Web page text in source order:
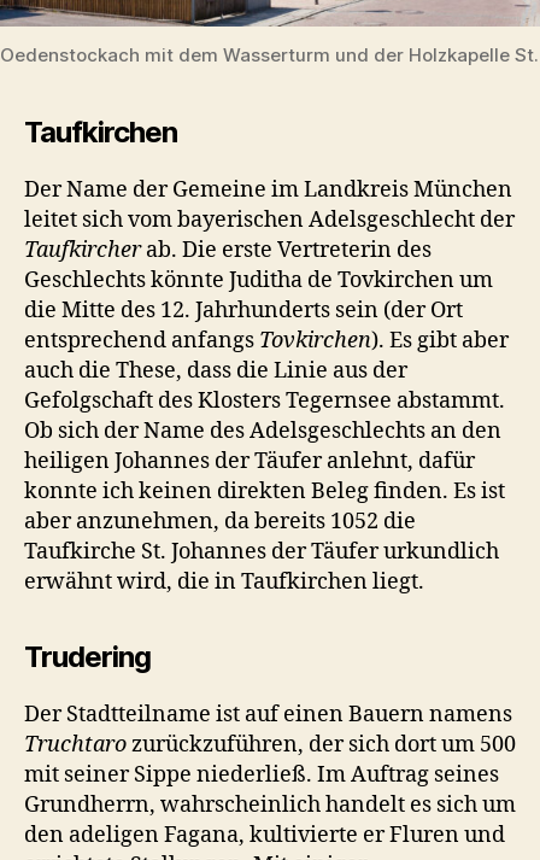
Oedenstockach mit dem Wasserturm und der Holzkapelle
Taufkirchen
Der Name der Gemeine im Landkreis München
leitet sich vom bayerischen Adelsgeschlecht der
Taufkircherab. Die erste Vertreterin des
Geschlechts könnte Juditha de Tovkirchen um
die Mitte des 12. Jahrhunderts sein (der Ort
entsprechend anfangs Tovkirchen). Es gibt aber
auch die These, dass die Linie aus der
Gefolgschaft des Klosters Tegernsee abstammt.
Ob sich der Name des Adelsgeschlechts an den
heiligen Johannes der Täufer anlehnt, dafür
konnte ich keinen direkten Beleg finden. Es ist
aber anzunehmen, da bereits 1052 die
Taufkirche St. Johannes der Täufer urkundlich
erwähnt wird, die in Taufkirchen liegt.
Trudering
Der Stadtteilname ist auf einen Bauern namens
Truchtarozurückzuführen, der sich dort um 500
mit seiner Sippe niederließ. Im Auftrag seines
Grundherrn, wahrscheinlich handelt es sich um
den adeligen Fagana, kultivierte er Fluren und